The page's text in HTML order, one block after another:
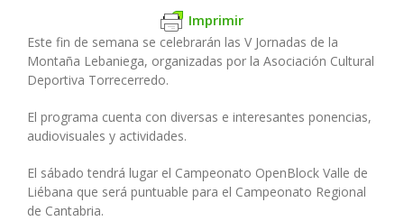
Imprimir
Este fin de semana se celebrarán las V Jornadas de la
Montaña Lebaniega, organizadas por la Asociación Cultural
Deportiva Torrecerredo.
El programa cuenta con diversas e interesantes ponencias,
audiovisuales y actividades.
El sábado tendrá lugar el Campeonato OpenBlock Valle de
Liébana que será puntuable para el Campeonato Regional
de Cantabria.